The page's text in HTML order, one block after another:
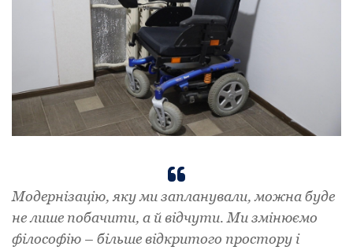
Модернізацію, яку ми запланували, можна буде
не лише побачити, а й відчути. Ми змінюємо
філософію – більше відкритого простору і